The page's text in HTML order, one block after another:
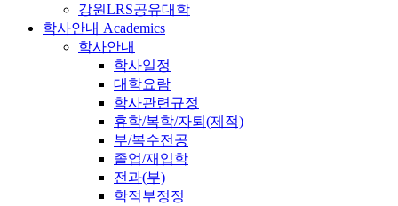
강원LRS공유대학
학사안내 Academics
학사안내
학사일정
대학요람
학사관련규정
휴학/복학/자퇴(제적)
부/복수전공
졸업/재입학
전과(부)
학적부정정